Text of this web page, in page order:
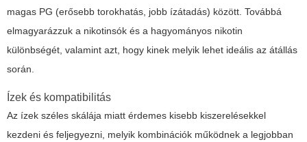
magas PG (erősebb torokhatás, jobb ízátadás) között. Továbbá
elmagyarázzuk a nikotinsók és a hagyományos nikotin
különbségét, valamint azt, hogy kinek melyik lehet ideális az átállás
során.
Ízek és kompatibilitás
Az ízek széles skálája miatt érdemes kisebb kiszerelésekkel
kezdeni és feljegyezni, melyik kombinációk működnek a legjobban